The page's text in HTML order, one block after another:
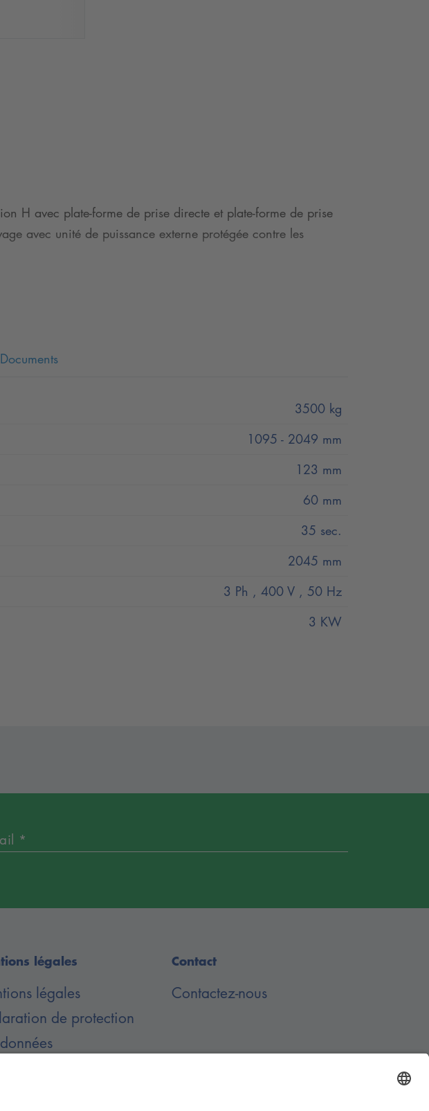
H avec plate-forme de prise directe et plate-forme de prise
avec unité de puissance externe protégée contre les
Documents
3500 kg
1095 - 2049 mm
123 mm
60 mm
35 sec.
2045 mm
3 Ph , 400 V , 50 Hz
3 KW
*
légales
légales
de protection
Contact
Contactez-nous